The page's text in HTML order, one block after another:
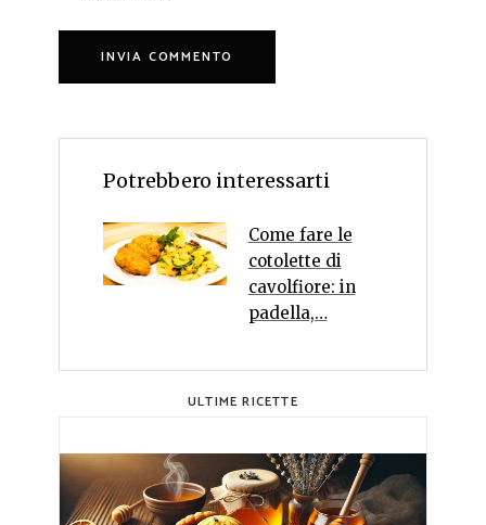
Potrebbero interessarti
Come fare le
cotolette di
cavolfiore: in
padella,…
ULTIME RICETTE